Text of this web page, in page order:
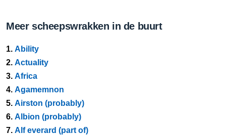
Meer scheepswrakken in de buurt
1. Ability
2. Actuality
3. Africa
4. Agamemnon
5. Airston (probably)
6. Albion (probably)
7. Alf everard (part of)